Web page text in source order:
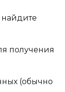
получения
(обычно